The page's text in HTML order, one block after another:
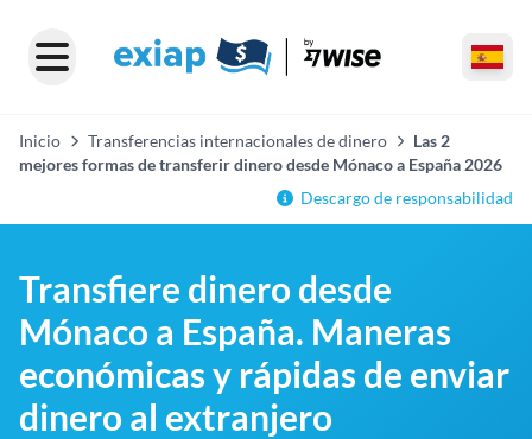
Inicio Transferencias internacionales de dinero
Las 2
mejores formas de transferir dinero desde Mónaco a España 2026
Descargo de responsabilidad
Transfiere dinero desde
Mónaco a España. Maneras
económicas y rápidas de enviar
dinero al extranjero